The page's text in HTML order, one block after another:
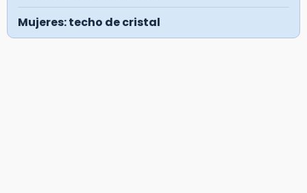
Mujeres: techo de cristal